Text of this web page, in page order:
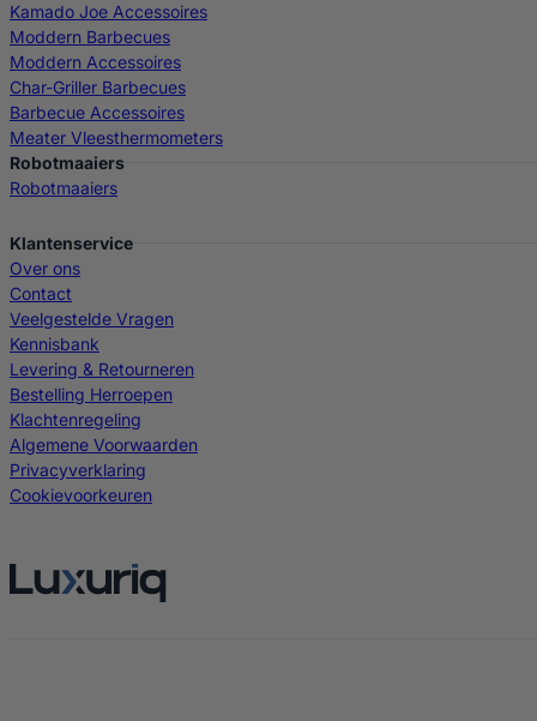
Kamado Joe Accessoires
Moddern Barbecues
Moddern Accessoires
Char-Griller Barbecues
Barbecue Accessoires
Meater Vleesthermometers
Robotmaaiers
Robotmaaiers
Klantenservice
Over ons
Contact
Veelgestelde Vragen
Kennisbank
Levering & Retourneren
Bestelling Herroepen
Klachtenregeling
Algemene Voorwaarden
Privacyverklaring
Cookievoorkeuren